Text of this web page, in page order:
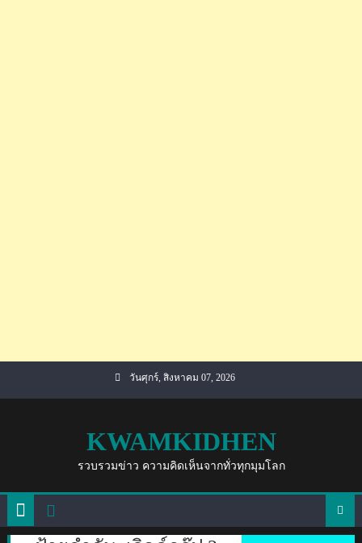
วันศุกร์, สิงหาคม 07, 2026
KWAMKIDHEN
รวบรวมข่าว ความคิดเห็นจากทั่วทุกมุมโลก